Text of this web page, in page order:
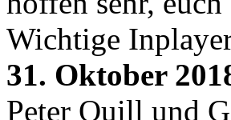
Wichtige
31. Oktober
Peter Quill und